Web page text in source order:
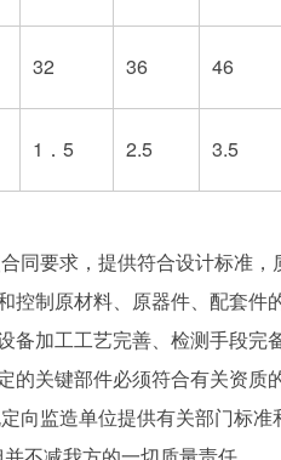
32 36 46
1．5 2.5 3.5
合同要求，提供符合设计标准，
控制原材料、原器件、配套件
备加工工艺完善、检测手段
的关键部件必须符合有关资质
定向监造单位提供有关部门标